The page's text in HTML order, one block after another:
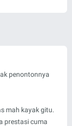
penontonnya
mah kayak gitu.
prestasi cuma